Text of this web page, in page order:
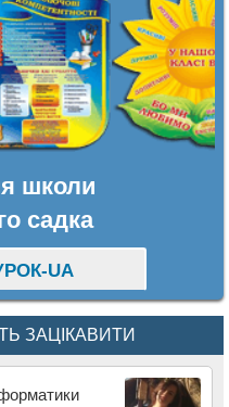
школи
садка
UA
ЗАЦІКАВИТИ